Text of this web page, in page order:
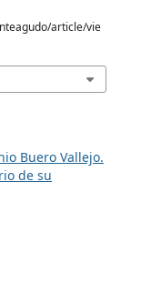
article/vie
Buero Vallejo.
de su